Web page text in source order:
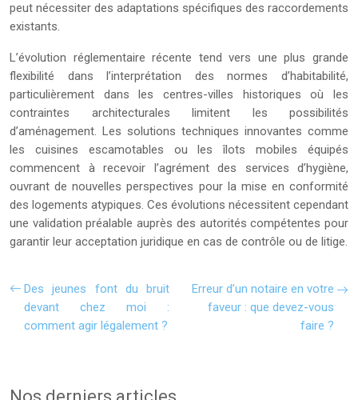
peut nécessiter des adaptations spécifiques des raccordements
existants.
L’évolution réglementaire récente tend vers une plus grande
flexibilité dans l’interprétation des normes d’habitabilité,
particulièrement dans les centres-villes historiques où les
contraintes architecturales limitent les possibilités
d’aménagement. Les solutions techniques innovantes comme
les cuisines escamotables ou les îlots mobiles équipés
commencent à recevoir l’agrément des services d’hygiène,
ouvrant de nouvelles perspectives pour la mise en conformité
des logements atypiques. Ces évolutions nécessitent cependant
une validation préalable auprès des autorités compétentes pour
garantir leur acceptation juridique en cas de contrôle ou de litige.
Des jeunes font du bruit
devant chez moi :
comment agir légalement ?
Erreur d’un notaire en votre
faveur : que devez-vous
faire ?